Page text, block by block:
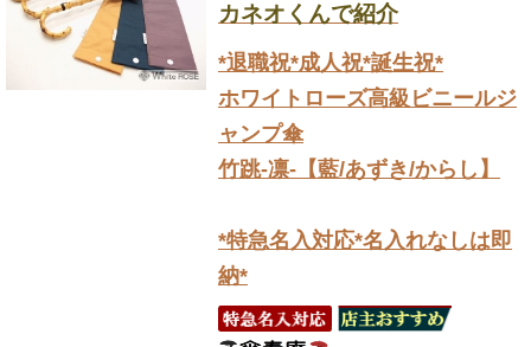
カネオくんで紹介
*退職祝*成人祝*誕生祝*
ホワイトローズ高級ビニールジ
ャンプ傘
竹跳-凛-【藍/あずき/からし】
*特急名入対応*名入れなしは即
納*